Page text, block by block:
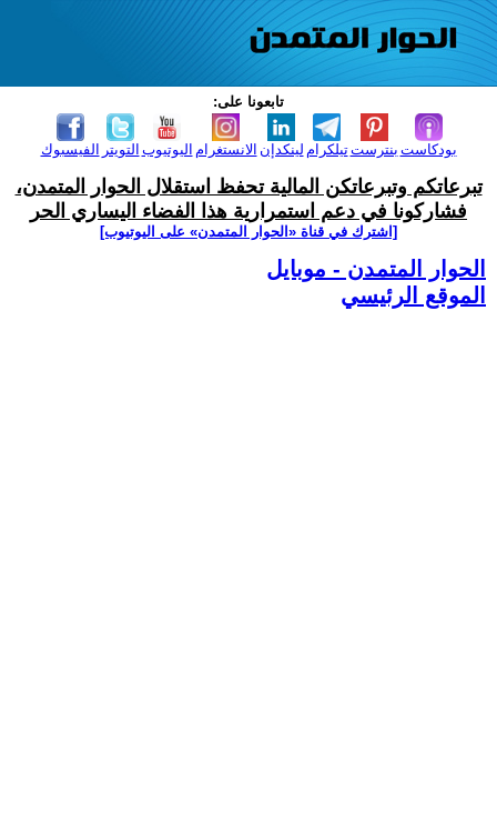
تابعونا على:
الفيسبوك التويتر اليوتيوب الانستغرام لينكدإن تيلكرامبنترست بودكاست
تبرعاتكم وتبرعاتكن المالية تحفظ استقلال الحوار المتمدن،
فشاركونا في دعم استمرارية هذا الفضاء اليساري الحر
[اشترك في قناة ‫«الحوار المتمدن» على اليوتيوب]
الحوار المتمدن - موبايل
الموقع الرئيسي